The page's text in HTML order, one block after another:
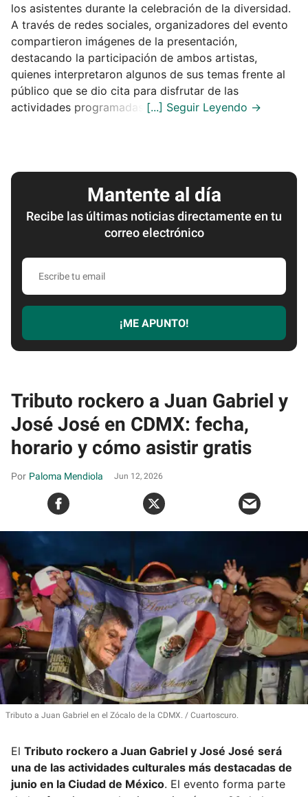
los asistentes durante la celebración de la diversidad.
A través de redes sociales, organizadores del evento
compartieron imágenes de la presentación,
destacando la participación de ambos artistas,
quienes interpretaron algunos de sus temas frente al
público que se dio cita para disfrutar de las
actividades programadas.
Mantente al día
Recibe las últimas noticias directamente en tu
correo electrónico
Escribe
email
¡ME APUNTO!
Tributo rockero a Juan Gabriel y
José José en CDMX: fecha,
horario y cómo asistir gratis
Paloma Mendiola Jun 12, 2026
Tributo a Juan Gabriel en el Zócalo de la CDMX. Cuartoscuro.
El Tributo rockero a Juan Gabriel y José José será
una de las actividades culturales más destacadas de
junio en la Ciudad de México. El evento forma parte